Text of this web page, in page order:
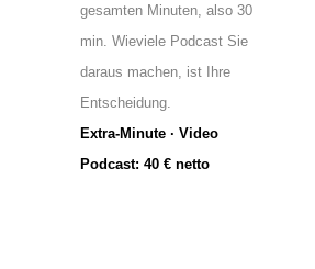
gesamten Minuten, also 30
min. Wieviele Podcast Sie
daraus machen, ist Ihre
Entscheidung.
Extra-Minute · Video
Podcast: 40 € netto